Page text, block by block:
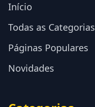
Início
Todas as Categorias
Páginas Populares
Novidades